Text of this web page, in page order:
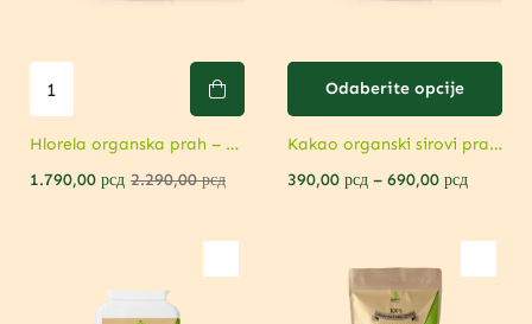
Hlorela organska prah – Moćna detoksikacija i podrška imunitetu
1.790,00 рсд 2.290,00рсд
Odaberite opcije
Kakao organski sirovi prah – Superhrana za energiju i raspoloženje
390,00 рсд – 690,00 рсд